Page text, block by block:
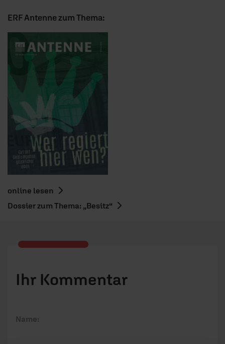
ERF Antenne zum Thema:
online lesen
Dossier zum Thema: „Besitz“
Ihr Kommentar
Name: